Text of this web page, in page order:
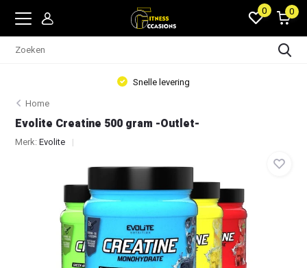
0 0
Snelle levering
Home
Evolite Creatine 500 gram -Outlet-
Merk:Evolite